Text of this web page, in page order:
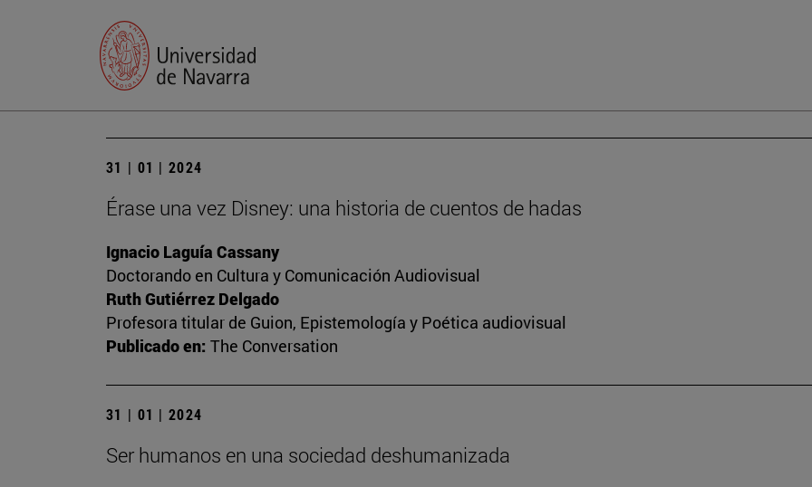
31 | 01 | 2024
Érase una vez Disney: una historia de cuentos de hadas
Ignacio Laguía Cassany
Doctorando en Cultura y Comunicación Audiovisual
Ruth Gutiérrez Delgado
Profesora titular de Guion, Epistemología y Poética audiovisual
Publicado en: The Conversation
31 | 01 | 2024
Ser humanos en una sociedad deshumanizada